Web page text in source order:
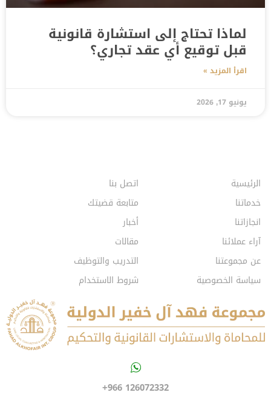
لماذا تحتاج إلى استشارة قانونية
قبل توقيع أي عقد تجاري؟
اقرأ المزيد »
يونيو 17, 2026
الرئيسية
خدماتنا
انجازاتنا
آراء عملائنا
عن مجموعتنا
سياسة الخصوصية
اتصل بنا
متابعة قضيتك
أخبار
مقالات
التدريب والتوظيف
شروط الاستخدام
+966 126072332